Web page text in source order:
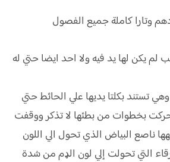
وتارا كاملة جميع الفصول
لم يكن لها يد فيه ولا احد ايضا حتي له
تستند بكلتا يديها علي الحائط حتي
بخطوات من بطئها لا تذكر ووقفت
ناصع البياض الذي تحول الي اللون
التي تحولت إلي لون الډم من شدة